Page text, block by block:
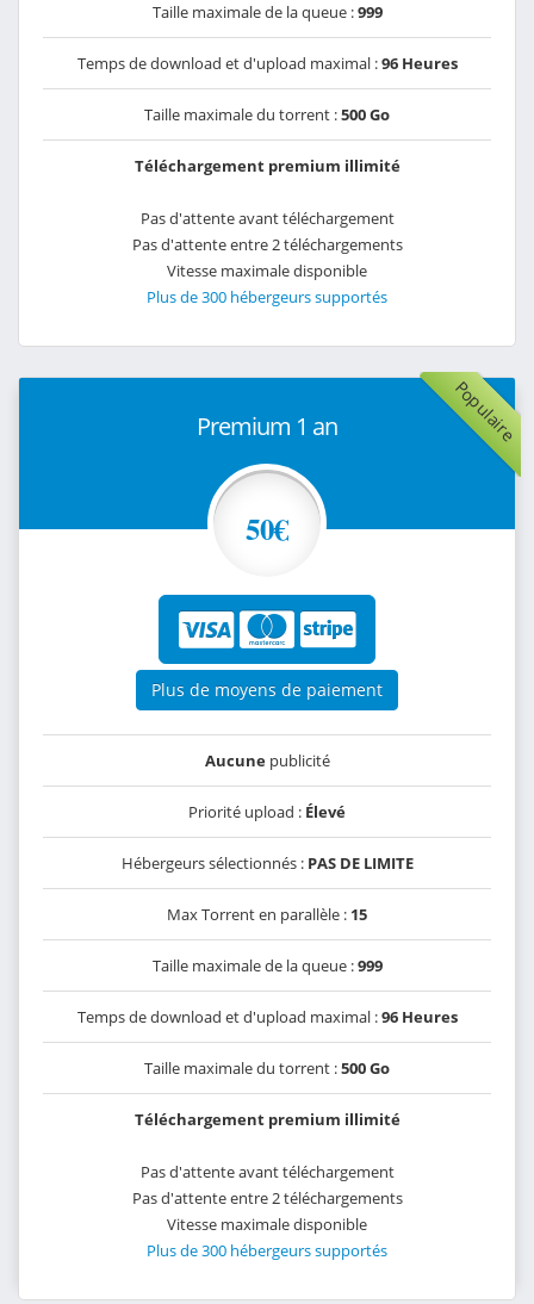
Taille maximale de la queue :999
Temps de download et d'upload maximal :96 Heures
Taille maximale du torrent :500 Go
Téléchargement premium illimité
Pas d'attente avant téléchargement
Pas d'attente entre 2 téléchargements
Vitesse maximale disponible
Plus de 300 hébergeurs supportés
Populaire
Premium 1 an
50€
Plus de moyens de paiement
Aucunepublicité
Priorité upload : Élevé
Hébergeurs sélectionnés : PAS DE LIMITE
Max Torrent en parallèle : 15
Taille maximale de la queue :999
Temps de download et d'upload maximal :96 Heures
Taille maximale du torrent :500 Go
Téléchargement premium illimité
Pas d'attente avant téléchargement
Pas d'attente entre 2 téléchargements
Vitesse maximale disponible
Plus de 300 hébergeurs supportés